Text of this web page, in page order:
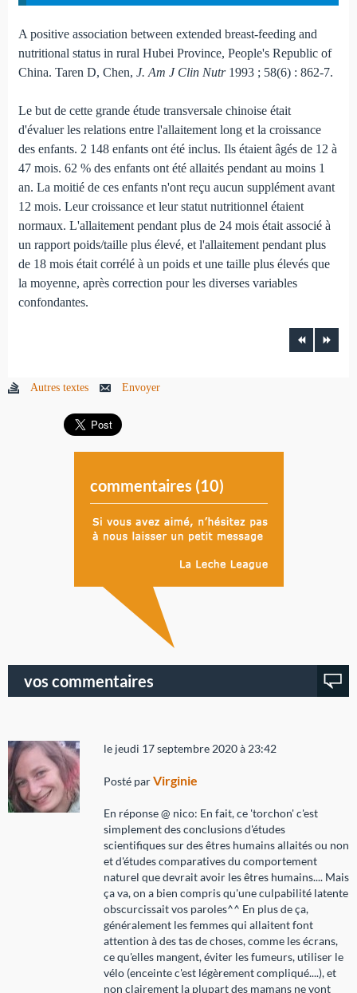
A positive association between extended breast-feeding and
nutritional status in rural Hubei Province, People's Republic of
China. Taren D, Chen, J. Am J Clin Nutr1993 ; 58(6) : 862-7.
Le but de cette grande étude transversale chinoise était
d'évaluer les relations entre l'allaitement long et la croissance
des enfants. 2 148 enfants ont été inclus. Ils étaient âgés de 12 à
47 mois. 62 % des enfants ont été allaités pendant au moins 1
an. La moitié de ces enfants n'ont reçu aucun supplément avant
12 mois. Leur croissance et leur statut nutritionnel étaient
normaux. L'allaitement pendant plus de 24 mois était associé à
un rapport poids/taille plus élevé, et l'allaitement pendant plus
de 18 mois était corrélé à un poids et une taille plus élevés que
la moyenne, après correction pour les diverses variables
confondantes.
Autres textes Envoyer
commentaires (10)
vos commentaires
le jeudi 17 septembre 2020 à 23:42
Posté parVirginie
En réponse @ nico: En fait, ce 'torchon' c'est
simplement des conclusions d'études
scientifiques sur des êtres humains allaités ou non
et d'études comparatives du comportement
naturel que devrait avoir les êtres humains.... Mais
ça va, on a bien compris qu'une culpabilité latente
obscurcissait vos paroles^^ En plus de ça,
généralement les femmes qui allaitent font
attention à des tas de choses, comme les écrans,
ce qu'elles mangent, éviter les fumeurs, utiliser le
vélo (enceinte c'est légèrement compliqué....), et
non clairement la plupart des mamans ne vont